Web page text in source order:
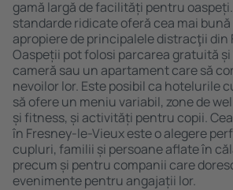
gamă largă de facilități pentru
standarde ridicate oferă cea mai
apropiere de principalele distracţii din
Oaspeții pot folosi parcarea gratuită și
cameră sau un apartament care să
nevoilor lor. Este posibil ca hotelurile
să ofere un meniu variabil, zone de
și fitness, și activități pentru copii.
în Fresney-le-Vieux este o alegere
cupluri, familii și persoane aflate în
precum și pentru companii care
evenimente pentru angajații lor.